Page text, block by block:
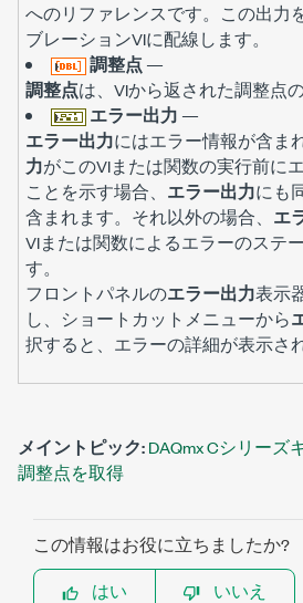
へのリファレンスです。この出力
ブレーションVIに配線します。
調整点 —
調整点は、VIから返された調整点
エラー出力 —
エラー出力にはエラー情報が含ま
力がこのVIまたは関数の実行前に
ことを示す場合、 エラー出力にも
含まれます。それ以外の場合、 エ
VIまたは関数によるエラーのステ
す。
フロントパネルのエラー出力表示
し、ショートカットメニューから
択すると、エラーの詳細が表示さ
メイントピック:DAQmx Cシリーズ
調整点を取得
この情報はお役に立ちましたか?
はい
いいえ